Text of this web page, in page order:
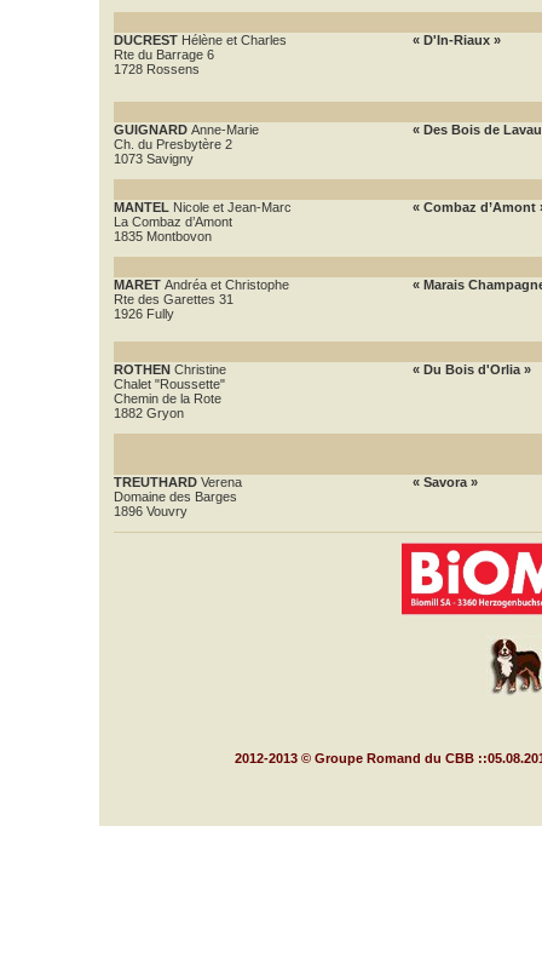
DUCREST Hélène et Charles
Rte du Barrage 6
1728 Rossens
« D'In-Riaux »
GUIGNARD Anne-Marie
Ch. du Presbytère 2
1073 Savigny
« Des Bois de
MANTEL Nicole et Jean-Marc
La Combaz d’Amont
1835 Montbovon
« Combaz d’Amont
MARET Andréa et Christophe
Rte des Garettes 31
1926 Fully
« Marais
ROTHEN Christine
Chalet "Roussette"
Chemin de la Rote
1882 Gryon
« Du Bois d'Orlia »
TREUTHARD Verena
Domaine des Barges
1896 Vouvry
« Savora »
2012-2013 © Groupe Romand du CBB